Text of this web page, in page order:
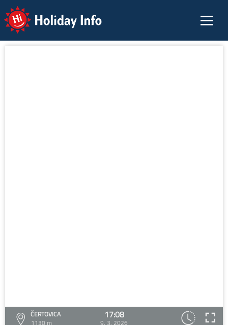
Holiday Info
ČERTOVICA
1130 m
17:08
9. 3. 2026